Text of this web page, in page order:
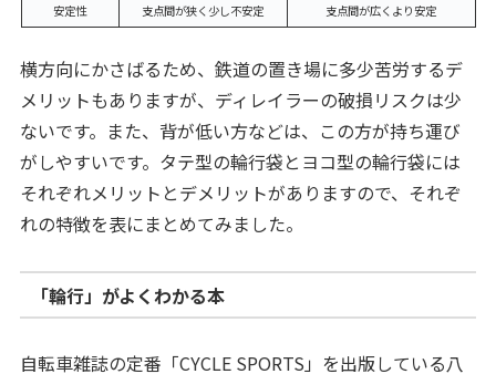
安定性
支点間が狭く少し不安定 支点間が広くより安定
横方向にかさばるため、鉄道の置き場に多少苦労するデ
メリットもありますが、ディレイラーの破損リスクは少
ないです。また、背が低い方などは、この方が持ち運び
がしやすいです。タテ型の輪行袋とヨコ型の輪行袋には
それぞれメリットとデメリットがありますので、それぞ
れの特徴を表にまとめてみました。
「輪行」がよくわかる本
自転車雑誌の定番「CYCLE SPORTS」を出版している八